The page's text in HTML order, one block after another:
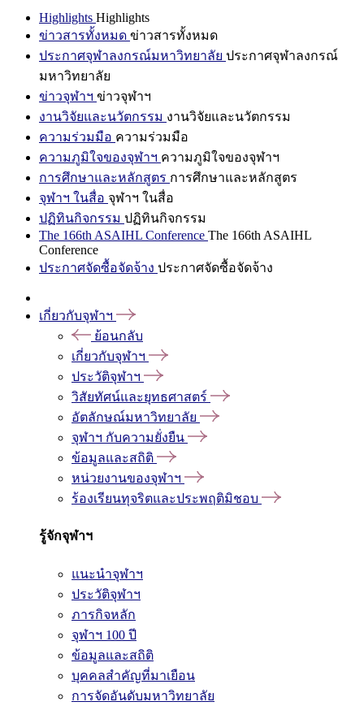
Highlights Highlights
ข่าวสารทั้งหมด ข่าวสารทั้งหมด
ประกาศจุฬาลงกรณ์มหาวิทยาลัย ประกาศจุฬาลงกรณ์
มหาวิทยาลัย
ข่าวจุฬาฯ ข่าวจุฬาฯ
งานวิจัยและนวัตกรรม งานวิจัยและนวัตกรรม
ความร่วมมือ ความร่วมมือ
ความภูมิใจของจุฬาฯ ความภูมิใจของจุฬาฯ
การศึกษาและหลักสูตร การศึกษาและหลักสูตร
จุฬาฯ ในสื่อ จุฬาฯ ในสื่อ
ปฏิทินกิจกรรม ปฏิทินกิจกรรม
The 166th ASAIHL Conference The 166th ASAIHL
Conference
ประกาศจัดซื้อจัดจ้าง ประกาศจัดซื้อจัดจ้าง
เกี่ยวกับจุฬาฯ
ย้อนกลับ
เกี่ยวกับจุฬาฯ
ประวัติจุฬาฯ
วิสัยทัศน์และยุทธศาสตร์
อัตลักษณ์มหาวิทยาลัย
จุฬาฯ กับความยั่งยืน
ข้อมูลและสถิติ
หน่วยงานของจุฬาฯ
ร้องเรียนทุจริตและประพฤติมิชอบ
รู้จักจุฬาฯ
แนะนำจุฬาฯ
ประวัติจุฬาฯ
ภารกิจหลัก
จุฬาฯ 100 ปี
ข้อมูลและสถิติ
บุคคลสำคัญที่มาเยือน
การจัดอันดับมหาวิทยาลัย